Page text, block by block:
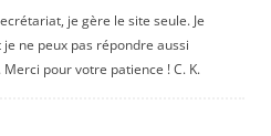
je gère le site seule. Je
ne peux pas répondre aussi
pour votre patience ! C. K.